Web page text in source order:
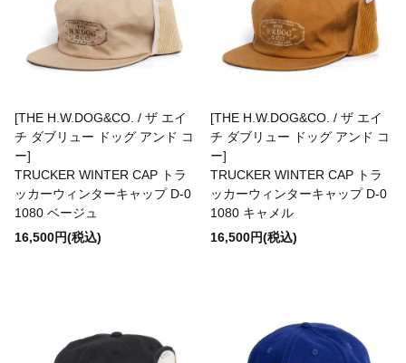
[THE H.W.DOG&CO. / ザ エイ
チ ダブリュー ドッグ アンド コ
ー]
TRUCKER WINTER CAP トラ
ッカーウィンターキャップ D-0
1080 ベージュ
16,500円(税込)
[THE H.W.DOG&CO. / ザ エイ
チ ダブリュー ドッグ アンド コ
ー]
TRUCKER WINTER CAP トラ
ッカーウィンターキャップ D-0
1080 キャメル
16,500円(税込)
DESCENTE
Dickies
DICKSON
ENALLOID